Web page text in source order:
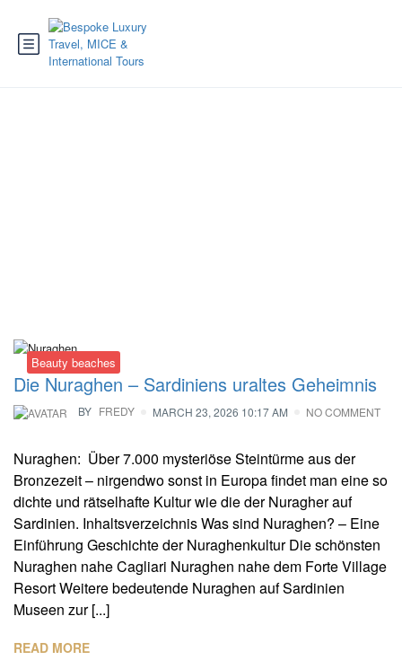
Beauty beaches
Die Nuraghen – Sardiniens uraltes Geheimnis
BY FREDY MARCH 23, 2026 10:17 AM NO COMMENT
Nuraghen: Über 7.000 mysteriöse Steintürme aus der
Bronzezeit – nirgendwo sonst in Europa findet man eine so
dichte und rätselhafte Kultur wie die der Nuragher auf
Sardinien. Inhaltsverzeichnis Was sind Nuraghen? – Eine
Einführung Geschichte der Nuraghenkultur Die schönsten
Nuraghen nahe Cagliari Nuraghen nahe dem Forte Village
Resort Weitere bedeutende Nuraghen auf Sardinien
Museen zur [...]
READ MORE